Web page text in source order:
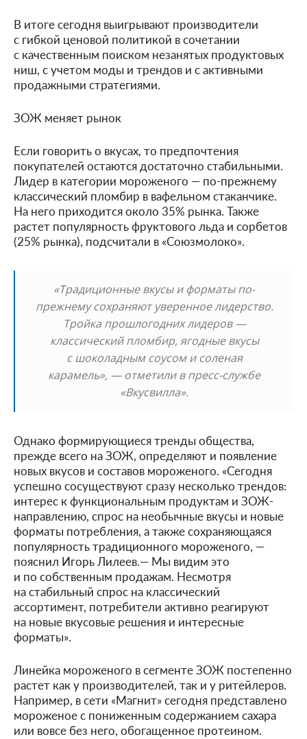
В итоге сегодня выигрывают производители
с гибкой ценовой политикой в сочетании
с качественным поиском незанятых продуктовых
ниш, с учетом моды и трендов и с активными
продажными стратегиями.
ЗОЖ меняет рынок
Если говорить о вкусах, то предпочтения
покупателей остаются достаточно стабильными.
Лидер в категории мороженого — по-прежнему
классический пломбир в вафельном стаканчике.
На него приходится около 35% рынка. Также
растет популярность фруктового льда и сорбетов
(25% рынка), подсчитали в «Союзмолоко».
«Традиционные вкусы и форматы по-
прежнему сохраняют уверенное лидерство.
Тройка прошлогодних лидеров —
классический пломбир, ягодные вкусы
с шоколадным соусом и соленая
карамель», — отметили в пресс-службе
«Вкусвилла».
Однако формирующиеся тренды общества,
прежде всего на ЗОЖ, определяют и появление
новых вкусов и составов мороженого. «Сегодня
успешно сосуществуют сразу несколько трендов:
интерес к функциональным продуктам и ЗОЖ-
направлению, спрос на необычные вкусы и новые
форматы потребления, а также сохраняющаяся
популярность традиционного мороженого, —
пояснил Игорь Лилеев.— Мы видим это
и по собственным продажам. Несмотря
на стабильный спрос на классический
ассортимент, потребители активно реагируют
на новые вкусовые решения и интересные
форматы».
Линейка мороженого в сегменте ЗОЖ постепенно
растет как у производителей, так и у ритейлеров.
Например, в сети «Магнит» сегодня представлено
мороженое с пониженным содержанием сахара
или вовсе без него, обогащенное протеином.